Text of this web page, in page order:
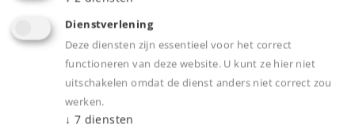
Art.-No. 42500
Sneltreinrijtuig B4üwe, 2e klas
74,99 €
Dienstverlening
Deze diensten zijn essentieel voor het correct
functioneren van deze website. U kunt ze hier niet
uitschakelen omdat de dienst anders niet correct zou
werken.
↓ 7 diensten